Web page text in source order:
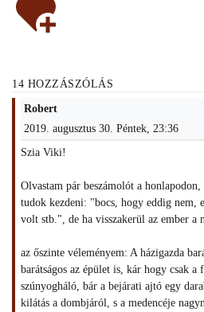
14 HOZZÁSZÓLÁS
Robert
2019. augusztus 30. Péntek, 23:36
Szia Viki!
Olvastam pár beszámolót a honlapodon,
tudok kezdeni: "bocs, hogy eddig nem,
volt stb.", de ha visszakerül az ember a
az őszinte véleményem: A házigazda
barátságos az épület is, kár hogy csak a
szúnyogháló, bár a bejárati ajtó egy
kilátás a dombjáról, s a medencéje